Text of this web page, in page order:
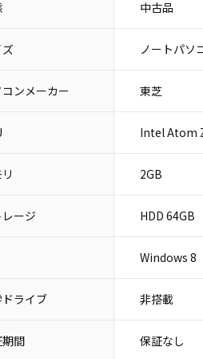
中古品
ノートパ
ンメーカー 東芝
Intel Atom
2GB
ージ HDD 64GB
Windows 8
ライブ 非搭載
間 保証なし